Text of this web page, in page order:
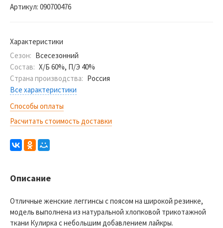
Артикул: 090700476
Характеристики
Сезон: Всесезонний
Состав: Х/Б 60%, П/Э 40%
Страна производства: Россия
Все характеристики
Способы оплаты
Расчитать стоимость доставки
Описание
Отличные женские леггинсы с поясом на широкой резинке,
модель выполнена из натуральной хлопковой трикотажной
ткани Кулирка с небольшим добавлением лайкры.